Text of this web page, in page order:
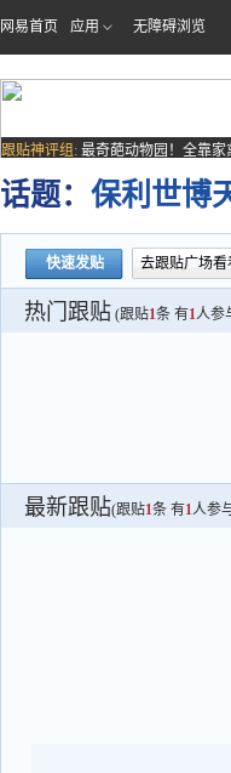
网易首页 应用 无障碍浏览
跟贴神评组: 最奇葩动物园！全靠家
场子
话题： 保利世博
快速发贴 去跟贴广场看
热门跟贴 (跟贴1条 有1人参
最新跟贴(跟贴1条 有1人参